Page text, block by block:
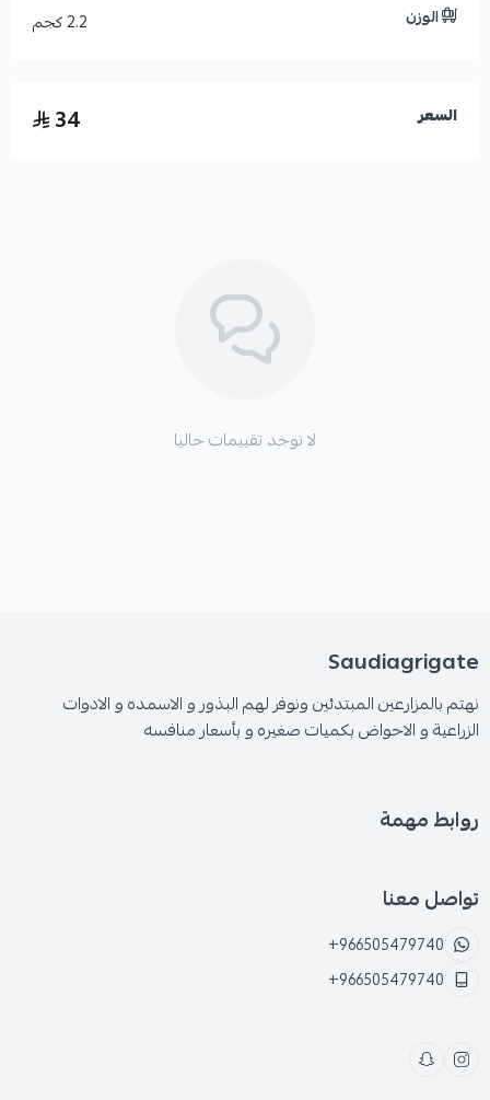
الوزن 2.2 كجم
السعر 34
لا توجد تقييمات حاليا
Saudiagrigate
نهتم بالمزارعين المبتدئين ونوفر لهم البذور و الاسمده و الادوات
الزراعية و الاحواض بكميات صغيره و بأسعار منافسه
روابط مهمة
تواصل معنا
+966505479740
+966505479740